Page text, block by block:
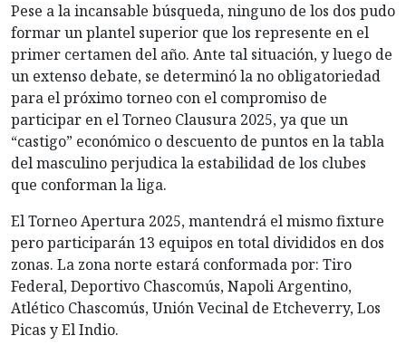
Pese a la incansable búsqueda, ninguno de los dos pudo
formar un plantel superior que los represente en el
primer certamen del año. Ante tal situación, y luego de
un extenso debate, se determinó la no obligatoriedad
para el próximo torneo con el compromiso de
participar en el Torneo Clausura 2025, ya que un
“castigo” económico o descuento de puntos en la tabla
del masculino perjudica la estabilidad de los clubes
que conforman la liga.
El Torneo Apertura 2025, mantendrá el mismo fixture
pero participarán 13 equipos en total divididos en dos
zonas. La zona norte estará conformada por: Tiro
Federal, Deportivo Chascomús, Napoli Argentino,
Atlético Chascomús, Unión Vecinal de Etcheverry, Los
Picas y El Indio.